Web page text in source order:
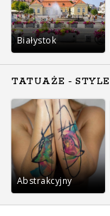
Białystok
TATUAŻE - STYLE
Abstrakcyjny